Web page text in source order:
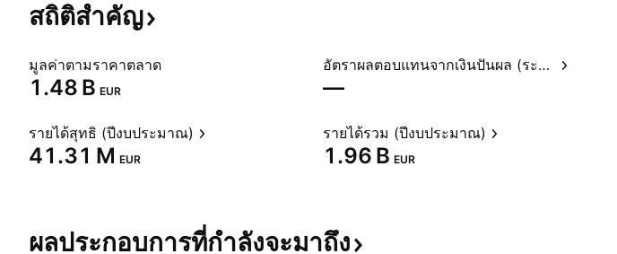
สถิติสำคัญ
มูลค่าตามราคาตลาด
‪1.48 B‬ EUR
อัตราผลตอบแทนจากเงินปันผล (ระบุไว้)
—
รายได้สุทธิ (ปีงบประมาณ)
‪41.31 M‬ EUR
รายได้รวม (ปีงบประมาณ)
‪1.96 B‬ EUR
ผลประกอบการที่กำลังจะมาถึง